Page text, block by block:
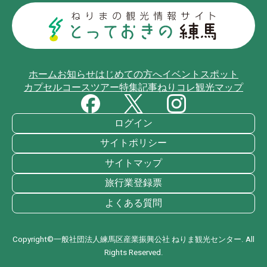
ホームお知らせはじめての方へイベントスポット
カプセルコースツアー特集記事ねりコレ観光マップ
ログイン
サイトポリシー
サイトマップ
旅行業登録票
よくある質問
Copyright©一般社団法人練馬区産業振興公社 ねりま観光センター. All
Rights Reserved.